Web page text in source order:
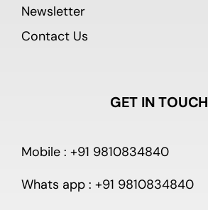
Newsletter
Contact Us
GET IN TOUCH
Mobile : +91 9810834840
Whats app : +91 9810834840